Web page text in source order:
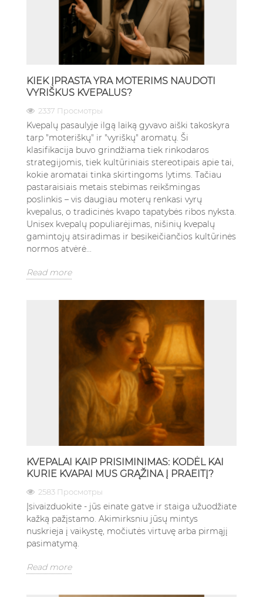
KIEK ĮPRASTA YRA MOTERIMS NAUDOTI
VYRIŠKUS KVEPALUS?
2337 Просмотры
Kvepalų pasaulyje ilgą laiką gyvavo aiški takoskyra
tarp "moteriškų" ir "vyriškų" aromatų. Ši
klasifikacija buvo grindžiama tiek rinkodaros
strategijomis, tiek kultūriniais stereotipais apie tai,
kokie aromatai tinka skirtingoms lytims. Tačiau
pastaraisiais metais stebimas reikšmingas
poslinkis – vis daugiau moterų renkasi vyrų
kvepalus, o tradicinės kvapo tapatybės ribos nyksta.
Unisex kvepalų populiarėjimas, nišinių kvepalų
gamintojų atsiradimas ir besikeičiančios kultūrinės
normos atvėrė...
Read more
KVEPALAI KAIP PRISIMINIMAS: KODĖL KAI
KURIE KVAPAI MUS GRĄŽINA Į PRAEITĮ?
2583 Просмотры
Įsivaizduokite - jūs einate gatve ir staiga užuodžiate
kažką pažįstamo. Akimirksniu jūsų mintys
nuskrieja į vaikystę, močiutės virtuvę arba pirmąjį
pasimatymą.
Read more